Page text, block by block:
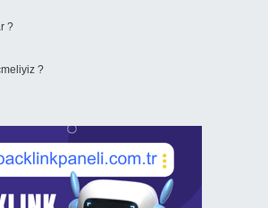
?
?